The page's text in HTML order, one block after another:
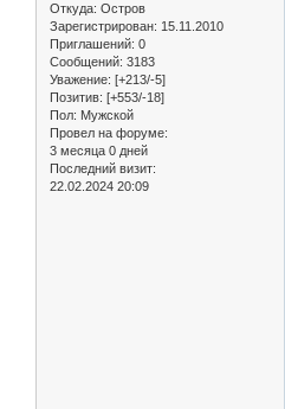
Откуда: Остров
Зарегистрирован: 15.11.2010
Приглашений: 0
Сообщений: 3183
Уважение: [+213/-5]
Позитив: [+553/-18]
Пол: Мужской
Провел на форуме:
3 месяца 0 дней
Последний визит:
22.02.2024 20:09